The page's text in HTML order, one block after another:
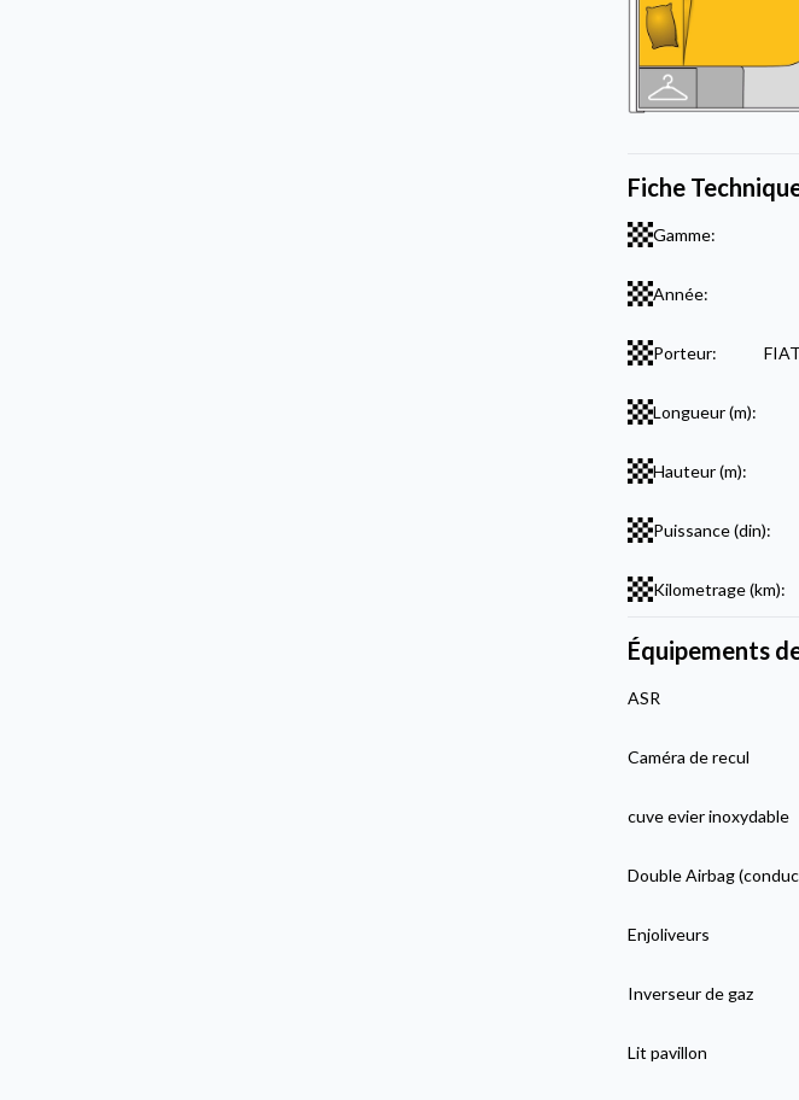
Fiche
Gamme:
Année:
Porteur:
Longueur (m):
Hauteur (m):
Puissance (din):
Kilometrage (km):
Équipements
ASR
Caméra de recul
cuve evier inoxydable
Double Airbag
Enjoliveurs
Inverseur de gaz
Lit pavillon